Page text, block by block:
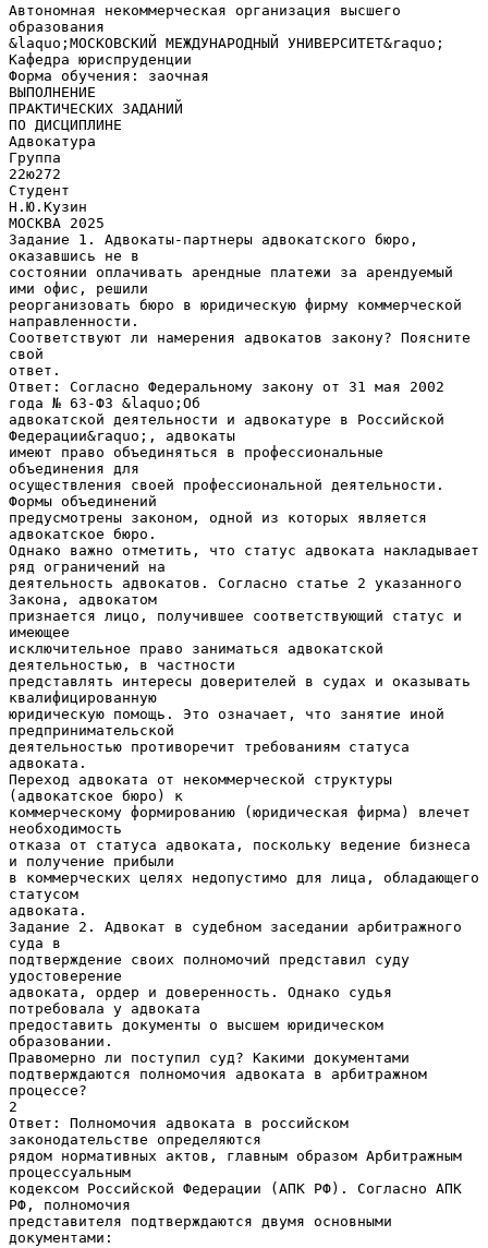
Автономная некоммерческая организация высшего
образования
&laquo;МОСКОВСКИЙ МЕЖДУНАРОДНЫЙ УНИВЕРСИТЕТ&raquo;
Кафедра юриспруденции
Форма обучения: заочная
ВЫПОЛНЕНИЕ
ПРАКТИЧЕСКИХ ЗАДАНИЙ
ПО ДИСЦИПЛИНЕ
Адвокатура
Группа
22ю272
Студент
Н.Ю.Кузин
МОСКВА 2025
Задание 1. Адвокаты-партнеры адвокатского бюро,
оказавшись не в
состоянии оплачивать арендные платежи за арендуемый
ими офис, решили
реорганизовать бюро в юридическую фирму коммерческой
направленности.
Соответствуют ли намерения адвокатов закону? Поясните
свой
ответ.
Ответ: Согласно Федеральному закону от 31 мая 2002
года № 63-ФЗ &laquo;Об
адвокатской деятельности и адвокатуре в Российской
Федерации&raquo;, адвокаты
имеют право объединяться в профессиональные
объединения для
осуществления своей профессиональной деятельности.
Формы объединений
предусмотрены законом, одной из которых является
адвокатское бюро.
Однако важно отметить, что статус адвоката накладывает
ряд ограничений на
деятельность адвокатов. Согласно статье 2 указанного
Закона, адвокатом
признается лицо, получившее соответствующий статус и
имеющее
исключительное право заниматься адвокатской
деятельностью, в частности
представлять интересы доверителей в судах и оказывать
квалифицированную
юридическую помощь. Это означает, что занятие иной
предпринимательской
деятельностью противоречит требованиям статуса
адвоката.
Переход адвоката от некоммерческой структуры
(адвокатское бюро) к
коммерческому формированию (юридическая фирма) влечет
необходимость
отказа от статуса адвоката, поскольку ведение бизнеса
и получение прибыли
в коммерческих целях недопустимо для лица, обладающего
статусом
адвоката.
Задание 2. Адвокат в судебном заседании арбитражного
суда в
подтверждение своих полномочий представил суду
удостоверение
адвоката, ордер и доверенность. Однако судья
потребовала у адвоката
предоставить документы о высшем юридическом
образовании.
Правомерно ли поступил суд? Какими документами
подтверждаются полномочия адвоката в арбитражном
процессе?
2
Ответ: Полномочия адвоката в российском
законодательстве определяются
рядом нормативных актов, главным образом Арбитражным
процессуальным
кодексом Российской Федерации (АПК РФ). Согласно АПК
РФ, полномочия
представителя подтверждаются двумя основными
документами: